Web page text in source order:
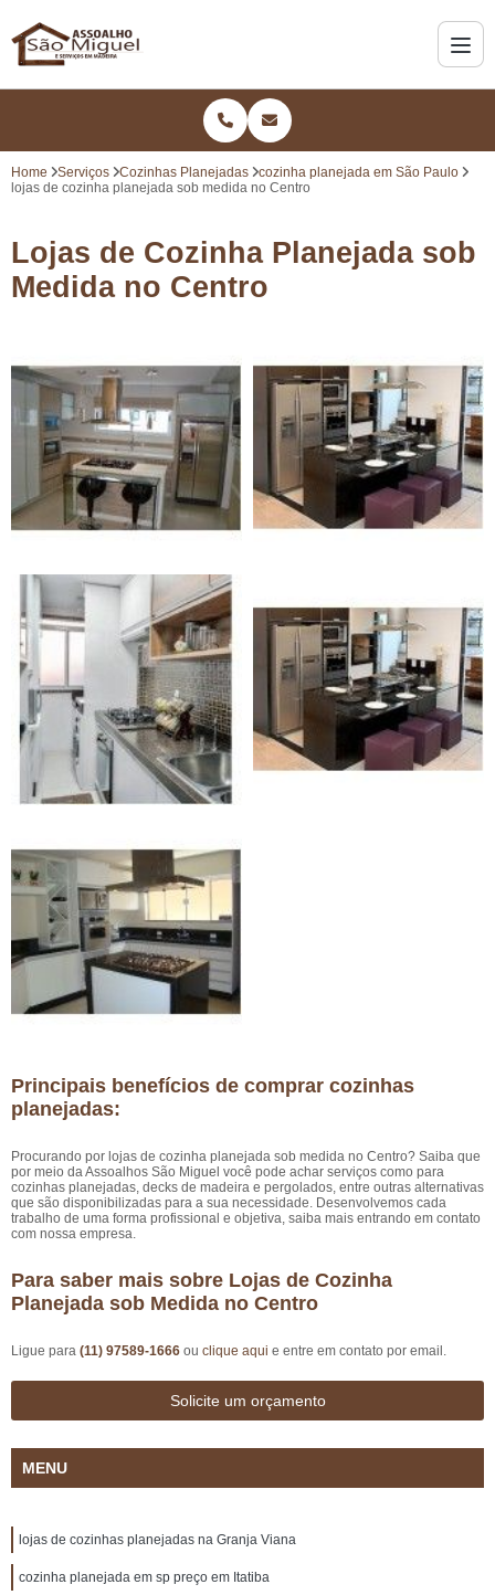
Home Serviços Cozinhas Planejadas
cozinha planejada em São Paulo
lojas de cozinha planejada sob medida no Centro
Lojas de Cozinha Planejada sob
Medida no Centro
Principais benefícios de comprar cozinhas
planejadas:
Procurando por lojas de cozinha planejada sob medida no Centro? Saiba que
por meio da Assoalhos São Miguel você pode achar serviços como para
cozinhas planejadas, decks de madeira e pergolados, entre outras alternativas
que são disponibilizadas para a sua necessidade. Desenvolvemos cada
trabalho de uma forma profissional e objetiva, saiba mais entrando em contato
com nossa empresa.
Para saber mais sobre Lojas de Cozinha
Planejada sob Medida no Centro
Ligue para (11) 97589-1666 ou clique aqui e entre em contato por email.
Solicite um orçamento
MENU
lojas de cozinhas planejadas na Granja Viana
cozinha planejada em sp preço em Itatiba